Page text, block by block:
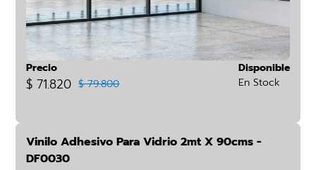
Precio
$ 71.820 $ 79.800
Disponible
En Stock
Vinilo Adhesivo Para Vidrio 2mt X 90cms -
DF0030